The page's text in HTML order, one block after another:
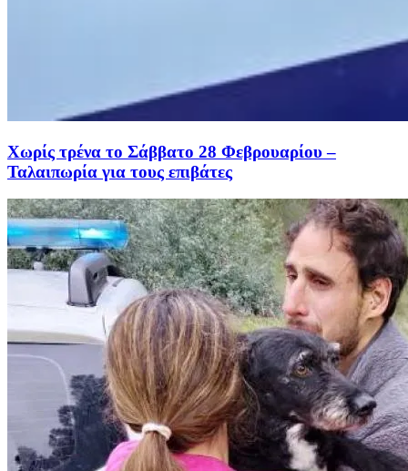
Χωρίς τρένα το Σάββατο 28 Φεβρουαρίου –
Ταλαιπωρία για τους επιβάτες